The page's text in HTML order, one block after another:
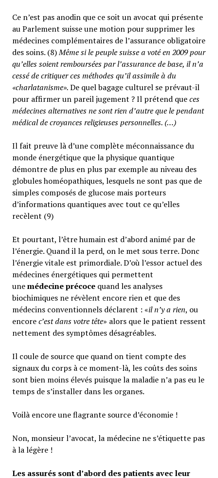
Ce n’est pas anodin que ce soit un avocat qui présente
au Parlement suisse une motion pour supprimer les
médecines complémentaires de l’assurance obligatoire
des soins. (8)Même si le peuple suisse a voté en 2009 pour
qu’elles soient remboursées par l’assurance de base, il n’a
cessé de critiquer ces méthodes qu’il assimile à du
«charlatanisme».De quel bagage culturel se prévaut-il
pour affirmer un pareil jugement ? Il prétend queces
médecines alternatives ne sont rien d’autre que le pendant
médical de croyances religieuses personnelles. (…)
Il fait preuve là d’une complète méconnaissance du
monde énergétique que la physique quantique
démontre de plus en plus par exemple au niveau des
globules homéopathiques, lesquels ne sont pas que de
simples composés de glucose mais porteurs
d’informations quantiques avec tout ce qu’elles
recèlent (9)
Et pourtant, l’être humain est d’abord animé par de
l’énergie. Quand il la perd, on le met sous terre. Donc
l’énergie vitale est primordiale. D’où l’essor actuel des
médecines énergétiques qui permettent
unemédecine précoce quand les analyses
biochimiques ne révèlent encore rien et que des
médecins conventionnels déclarent : «il n’y a rien, ou
encorec’est dans votre tête» alors que le patient ressent
nettement des symptômes désagréables.
Il coule de source que quand on tient compte des
signaux du corps à ce moment-là, les coûts des soins
sont bien moins élevés puisque la maladie n’a pas eu le
temps de s’installer dans les organes.
Voilà encore une flagrante source d’économie !
Non, monsieur l’avocat, la médecine ne s’étiquette pas
à la légère !
Les assurés sont d’abord des patients avec leur